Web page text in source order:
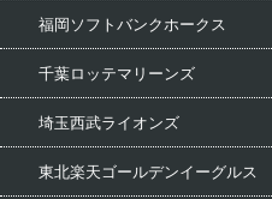
福岡ソフトバンクホークス
千葉ロッテマリーンズ
埼玉西武ライオンズ
東北楽天ゴールデンイーグルス